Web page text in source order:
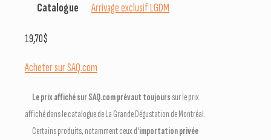
Catalogue Arrivage exclusif LGDM
19,70$
Acheter sur SAQ.com
Le prix affiché sur SAQ.com prévaut toujours sur le prix
affiché dans le catalogue de La Grande Dégustation de Montréal.
Certains produits, notamment ceux d'importation privée